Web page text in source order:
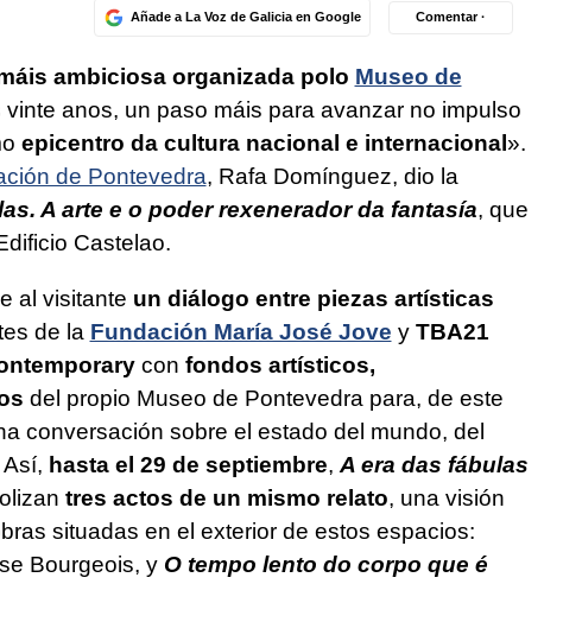
Añade a La Voz de Galicia en Google Comentar ·
ambiciosa organizada polo Museo de
anos, un paso máis para avanzar no impulso
epicentro da cultura nacional e internacional ».
de Pontevedra, Rafa Domínguez, dio la
A arte e o poder rexenerador da fantasía, que
Castelao.
al visitante un diálogo entre piezas artísticas
de la Fundación María José Jove y TBA21
con fondos artísticos,
del propio Museo de Pontevedra para, de este
conversación sobre el estado del mundo, del
hasta el 29 de septiembre, A era das fábulas
tres actos de un mismo relato, una visión
situadas en el exterior de estos espacios:
Bourgeois, y O tempo lento do corpo que é